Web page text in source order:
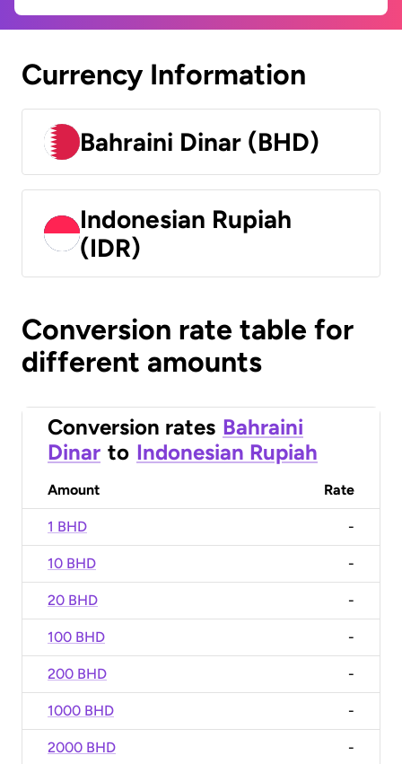
Currency Information
Bahraini Dinar (BHD)
Indonesian Rupiah
(IDR)
Conversion rate table for
different amounts
Conversion rates Bahraini
Dinar to Indonesian Rupiah
Amount Rate
1 BHD -
10 BHD -
20 BHD -
100 BHD -
200 BHD -
1000 BHD -
2000 BHD -